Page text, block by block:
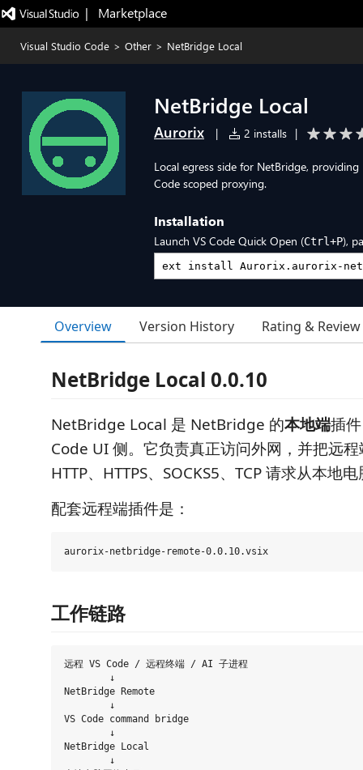
|   Marketplace
Visual Studio Code > Other > NetBridge Local
NetBridge Local
Aurorix | 2 installs |
Local egress side for NetBridge,
Code scoped proxying.
Installation
Launch VS Code Quick Open (Ctrl+P),
Overview Version History Rating & Review
NetBridge Local 0.0.10
NetBridge Local 是 NetBridge 的本地端插
Code UI 侧。它负责真正访问外网，并把远
HTTP、HTTPS、SOCKS5、TCP 请求从本地
配套远程端插件是：
工作链路
远程 VS Code / 远程终端 / AI 子进程
        ↓
NetBridge Remote
        ↓
VS Code command bridge
        ↓
NetBridge Local
        ↓